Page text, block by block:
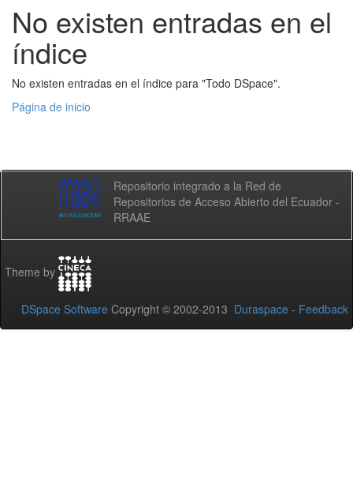
No existen entradas en el
índice
No existen entradas en el índice para "Todo DSpace".
Página de inicio
Repositorio integrado a la Red de
Repositorios de Acceso Abierto del Ecuador -
RRAAE
Theme by
DSpace Software Copyright © 2002-2013 Duraspace - Feedback